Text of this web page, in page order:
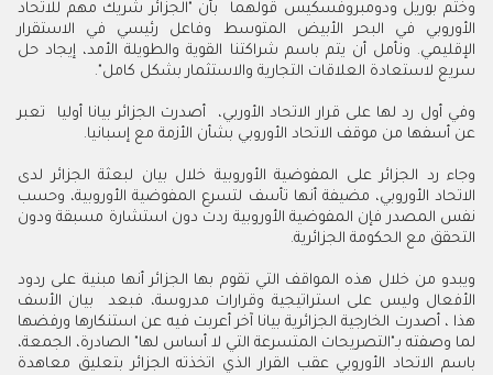
وختم بوريل ودومبروفسكيس قولهما بأن "الجزائر شريك مهم للاتحاد
الأوروبي في البحر الأبيض المتوسط وفاعل رئيسي في الاستقرار
الإقليمي. ونأمل أن يتم باسم شراكتنا القوية والطويلة الأمد، إيجاد حل
سريع لاستعادة العلاقات التجارية والاستثمار بشكل كامل".
وفي أول رد لها على قرار الاتحاد الأوربي، أصدرت الجزائر بيانا أوليا تعبر
عن أسفها من موقف الاتحاد الأوروبي بشأن الأزمة مع إسبانيا.
وجاء رد الجزائر على المفوضية الأوروبية خلال بيان لبعثة الجزائر لدى
الاتحاد الأوروبي، مضيفة أنها تأسف لتسرع المفوضية الأوروبية، وحسب
نفس المصدر فإن المفوضية الأوروبية ردت دون استشارة مسبقة ودون
التحقق مع الحكومة الجزائرية.
ويبدو من خلال هذه المواقف التي تقوم بها الجزائر أنها مبنية على ردود
الأفعال وليس على استراتيجية وقرارات مدروسة، فبعد بيان الأسف
هذا ، أصدرت الخارجية الجزائرية بيانا آخر أعربت فيه عن استنكارها ورفضها
لما وصفته بـ"التصريحات المتسرعة التي لا أساس لها" الصادرة، الجمعة،
باسم الاتحاد الأوروبي عقب القرار الذي اتخذته الجزائر بتعليق معاهدة